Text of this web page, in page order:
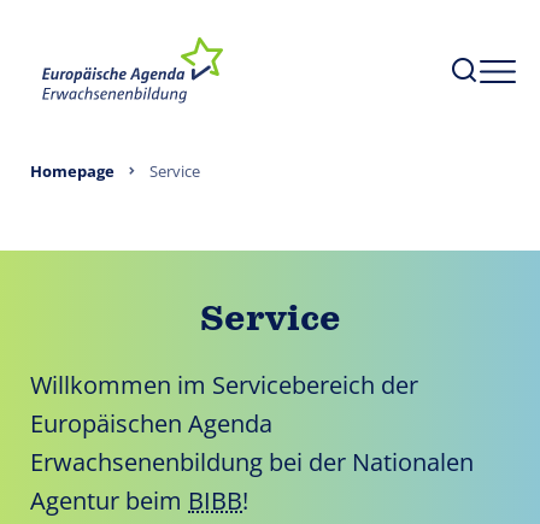
Homepage Service
Service
Willkommen im Servicebereich der
Europäischen Agenda
Erwachsenenbildung bei der Nationalen
Agentur beim BIBB!